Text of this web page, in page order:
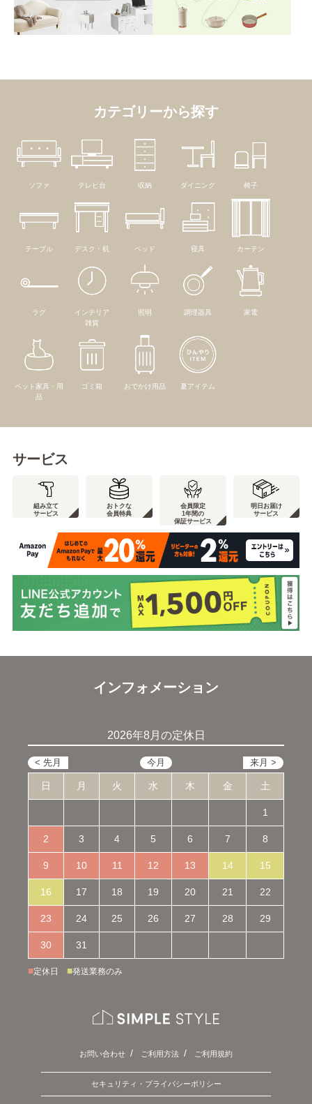
カテゴリーから探す
ソファ テレビ台 収納 ダイニング 椅子
テーブル デスク・机 ベッド 寝具 カーテン
ラグ
インテリア
雑貨
照明 調理器具 家電
ペット家具・用
品
ゴミ箱 おでかけ用品 夏アイテム
サービス
組み立て
サービス
おトクな
会員特典
会員限定
1年間の
保証サービス
明日お届け
サービス
インフォメーション
2026年8月の定休日
日 月 火 水 木 金 土
1
2 3 4 5 6 7 8
9 10 11 12 13 14 15
16 17 18 19 20 21 22
23 24 25 26 27 28 29
30 31
■定休日 ■発送業務のみ
お問い合わせ ご利用方法 ご利用規約
セキュリティ・プライバシーポリシー